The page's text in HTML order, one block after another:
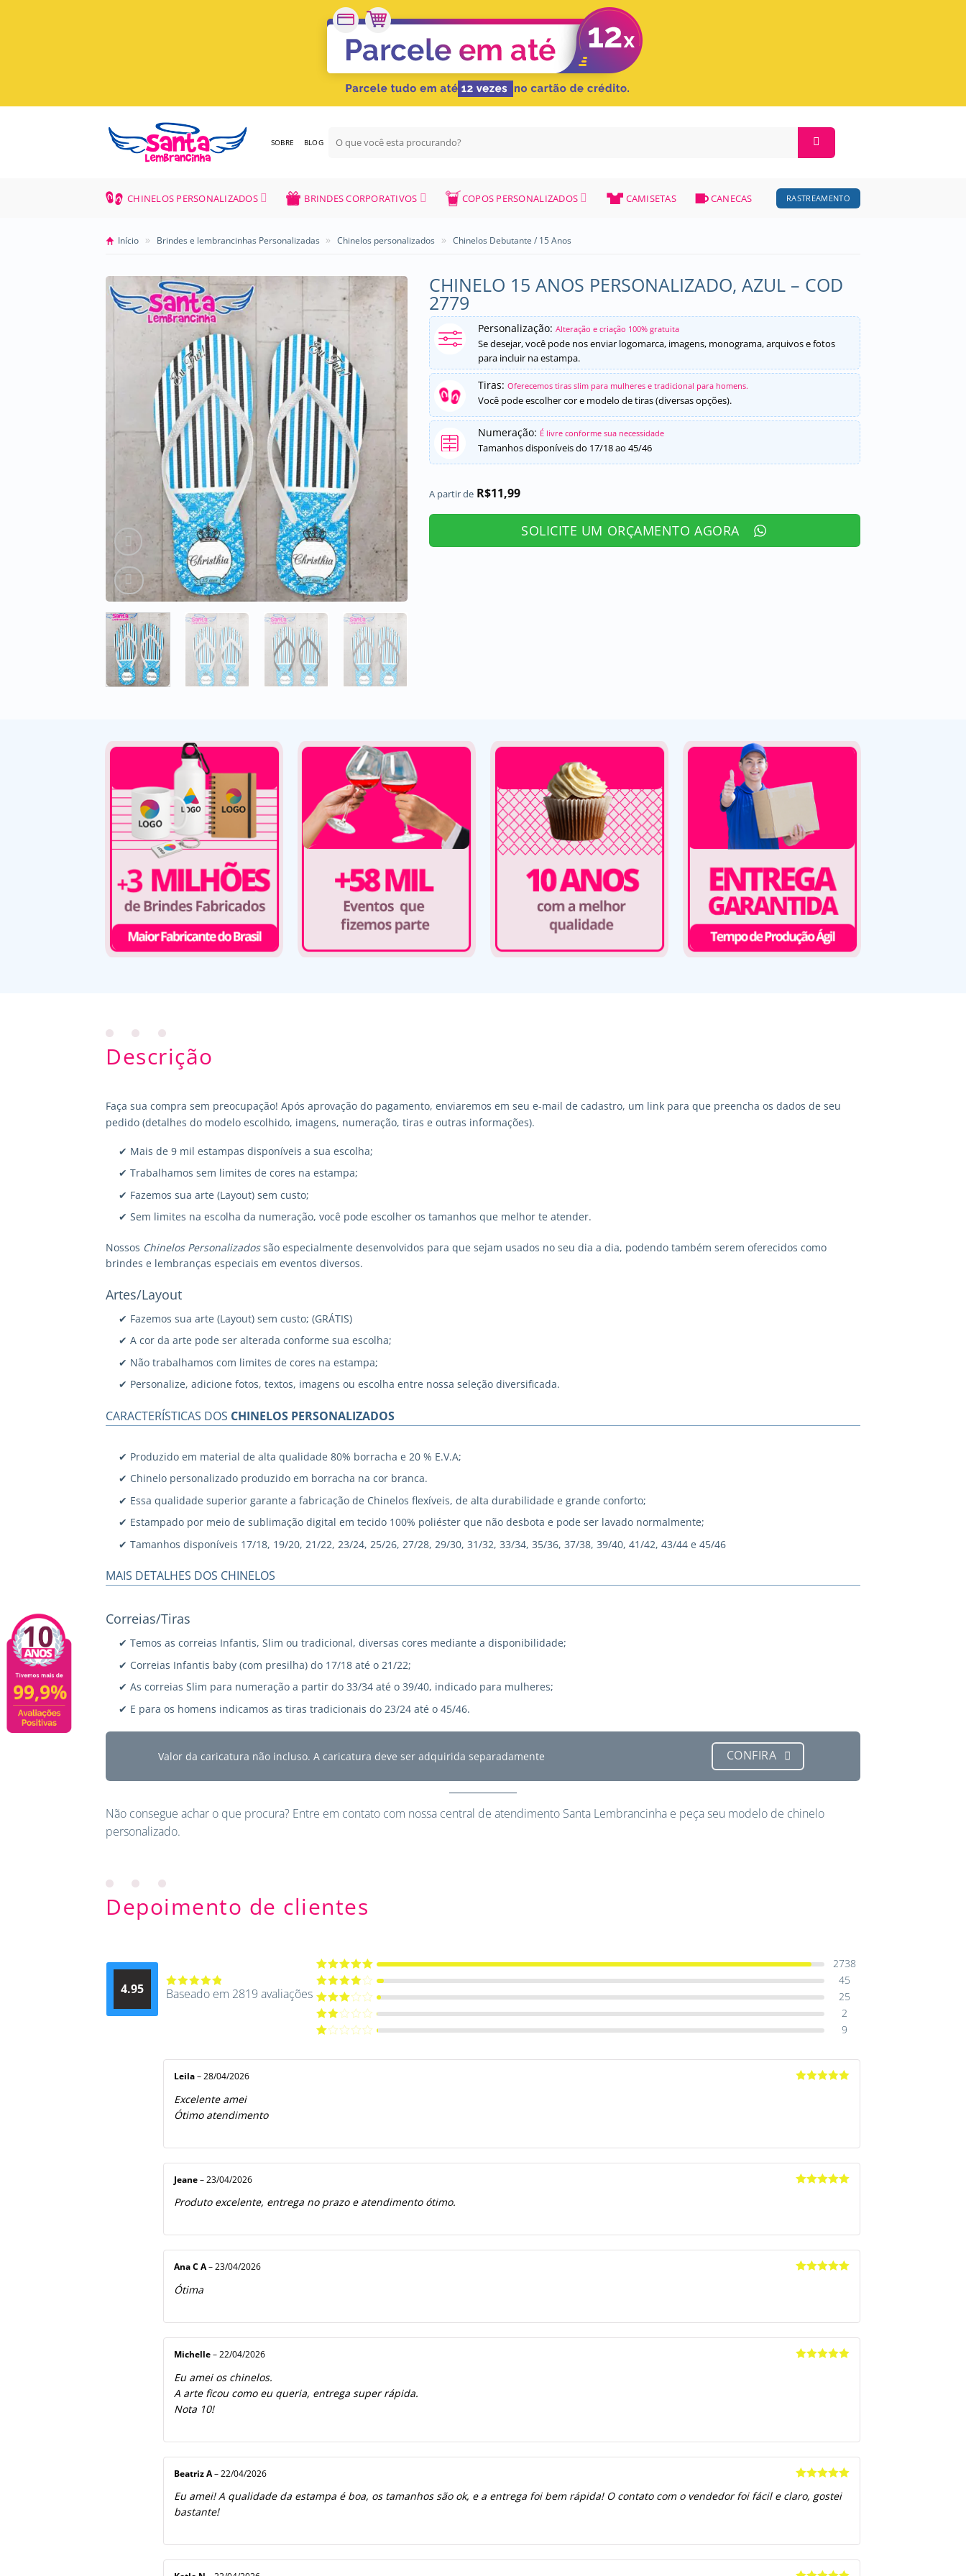
SOBRE BLOG
por:
CHINELOS PERSONALIZADOS BRINDES CORPORATIVOS COPOS PERSONALIZADOS CAMISETAS CANECAS RASTREAMENTO
Início » Brindes e lembrancinhas Personalizadas » Chinelos personalizados » Chinelos Debutante / 15 Anos
CHINELO 15 ANOS PERSONALIZADO, AZUL – COD
2779
Personalização: Alteração e criação 100% gratuita
Se desejar, você pode nos enviar logomarca, imagens, monograma, arquivos e fotos
para incluir na estampa.
Tiras: Oferecemos tiras slim para mulheres e tradicional para homens.
Você pode escolher cor e modelo de tiras (diversas opções).
Numeração: É livre conforme sua necessidade
Tamanhos disponíveis do 17/18 ao 45/46
A partir de R$11,99
SOLICITE UM ORÇAMENTO AGORA
Descrição
Faça sua compra sem preocupação! Após aprovação do pagamento, enviaremos em seu e-mail de cadastro, um link para que preencha os dados de seu
pedido (detalhes do modelo escolhido, imagens, numeração, tiras e outras informações).
✔ Mais de 9 mil estampas disponíveis a sua escolha;
✔ Trabalhamos sem limites de cores na estampa;
✔ Fazemos sua arte (Layout) sem custo;
✔ Sem limites na escolha da numeração, você pode escolher os tamanhos que melhor te atender.
Nossos Chinelos Personalizadossão especialmente desenvolvidos para que sejam usados no seu dia a dia, podendo também serem oferecidos como
brindes e lembranças especiais em eventos diversos.
Artes/Layout
✔ Fazemos sua arte (Layout) sem custo; (GRÁTIS)
✔ A cor da arte pode ser alterada conforme sua escolha;
✔ Não trabalhamos com limites de cores na estampa;
✔ Personalize, adicione fotos, textos, imagens ou escolha entre nossa seleção diversificada.
CARACTERÍSTICAS DOS CHINELOS PERSONALIZADOS
✔ Produzido em material de alta qualidade 80% borracha e 20 % E.V.A;
✔ Chinelo personalizado produzido em borracha na cor branca.
✔ Essa qualidade superior garante a fabricação de Chinelos flexíveis, de alta durabilidade e grande conforto;
✔ Estampado por meio de sublimação digital em tecido 100% poliéster que não desbota e pode ser lavado normalmente;
✔ Tamanhos disponíveis 17/18, 19/20, 21/22, 23/24, 25/26, 27/28, 29/30, 31/32, 33/34, 35/36, 37/38, 39/40, 41/42, 43/44 e 45/46
MAIS DETALHES DOS CHINELOS
Correias/Tiras
✔ Temos as correias Infantis, Slim ou tradicional, diversas cores mediante a disponibilidade;
✔ Correias Infantis baby (com presilha) do 17/18 até o 21/22;
✔ As correias Slim para numeração a partir do 33/34 até o 39/40, indicado para mulheres;
✔ E para os homens indicamos as tiras tradicionais do 23/24 até o 45/46.
Valor da caricatura não incluso. A caricatura deve ser adquirida separadamente CONFIRA
Não consegue achar o que procura? Entre em contato com nossa central de atendimento Santa Lembrancinha e peça seu modelo de chinelo
personalizado.
Depoimento de clientes
4.95
Avaliação
Baseado em 2819 avaliações
Avaliação5
2738
Avaliação
45
Avaliação
25
Avaliação
2
9
Leila – 28/04/2026
Excelente amei
Ótimo atendimento
Jeane – 23/04/2026
Produto excelente, entrega no prazo e atendimento ótimo.
Ana C A– 23/04/2026
Ótima
Michelle – 22/04/2026
Eu amei os chinelos.
A arte ficou como eu queria, entrega super rápida.
Nota 10!
de 5
Beatriz A – 22/04/2026
Eu amei! A qualidade da estampa é boa, os tamanhos são ok, e a entrega foi bem rápida! O contato com o vendedor foi fácil e claro, gostei
bastante!